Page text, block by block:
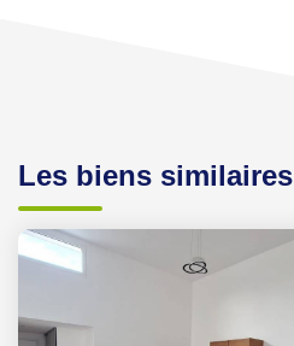
Les biens similaires